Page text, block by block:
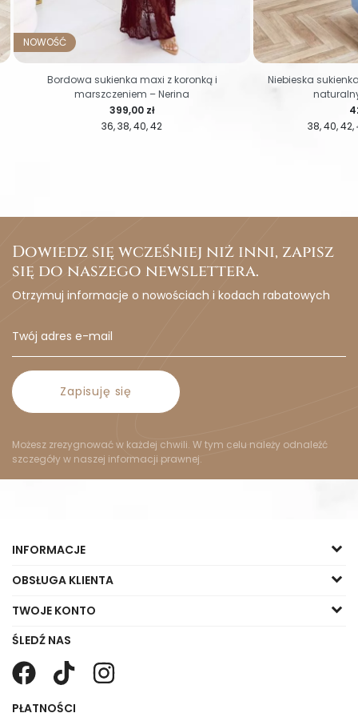
NOWOŚĆ
36 38 40 42
Cena
399,00 zł
Bordowa sukienka maxi z koronką i
marszczeniem – Nerina
38 40 42
Niebieska
Dowiedz się wcześniej niż inni, zapisz
się do naszego newslettera.
Otrzymuj informacje o nowościach i kodach rabatowych
Zapisuję się
Możesz zrezygnować w każdej chwili. W tym celu należy odnaleźć
szczegóły w naszej informacji prawnej.
INFORMACJE
OBSŁUGA KLIENTA
TWOJE KONTO
ŚLEDŹ NAS
PŁATNOŚCI